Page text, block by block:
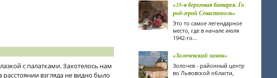
с палатками. Захотелось нам
взгляда не видно было
«35-я береговая батарея. Го
род-герой Севастополь»
Это то самое легендарное
место, где в начале июля
1942-го...
«Золочевский замок»
Золочев - районный центр
во Львовской области,